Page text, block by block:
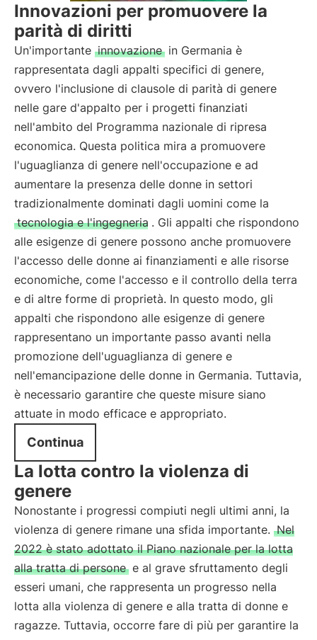
Innovazioni per promuovere la
parità di diritti
Un'importante innovazione in Germania è
rappresentata dagli appalti specifici di genere,
ovvero l'inclusione di clausole di parità di genere
nelle gare d'appalto per i progetti finanziati
nell'ambito del Programma nazionale di ripresa
economica. Questa politica mira a promuovere
l'uguaglianza di genere nell'occupazione e ad
aumentare la presenza delle donne in settori
tradizionalmente dominati dagli uomini come la
tecnologia e l'ingegneria . Gli appalti che rispondono
alle esigenze di genere possono anche promuovere
l'accesso delle donne ai finanziamenti e alle risorse
economiche, come l'accesso e il controllo della terra
e di altre forme di proprietà. In questo modo, gli
appalti che rispondono alle esigenze di genere
rappresentano un importante passo avanti nella
promozione dell'uguaglianza di genere e
nell'emancipazione delle donne in Germania. Tuttavia,
è necessario garantire che queste misure siano
attuate in modo efficace e appropriato.
Continua
La lotta contro la violenza di
genere
Nonostante i progressi compiuti negli ultimi anni, la
violenza di genere rimane una sfida importante. Nel
2022 è stato adottato il Piano nazionale per la lotta
alla tratta di persone e al grave sfruttamento degli
esseri umani, che rappresenta un progresso nella
lotta alla violenza di genere e alla tratta di donne e
ragazze. Tuttavia, occorre fare di più per garantire la